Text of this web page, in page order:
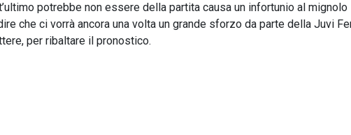
potrebbe non essere della partita causa un infortunio al
che ci vorrà ancora una volta un grande sforzo da parte della Juvi
per ribaltare il pronostico.